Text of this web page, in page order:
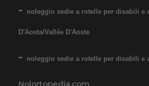
Seduta 60 cm -
noleggio sedie a rotelle per disabili e
D'Aosta/Vallée D'Aoste
noleggio sedie a rotelle per disabili e
Nolortopedia.com